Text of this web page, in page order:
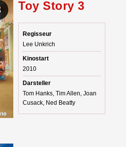
Toy Story 3
Regisseur
Lee Unkrich
Kinostart
2010
Darsteller
Tom Hanks, Tim Allen, Joan
Cusack, Ned Beatty